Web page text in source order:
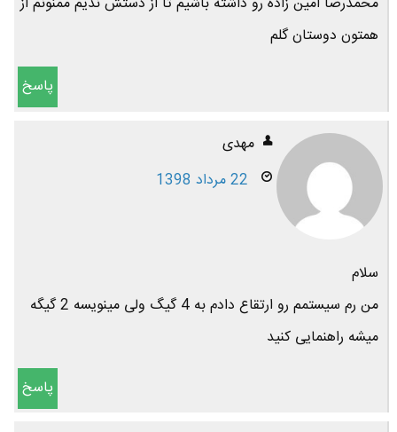
همتون دوستان گلم
پاسخ
مهدی
22 مرداد 1398
سلام
من رم سیستمم رو ارتقاع دادم به 4 گیگ ولی مینویسه 2 گیگه
میشه راهنمایی کنید
پاسخ